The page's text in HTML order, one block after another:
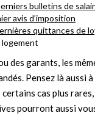
bulletins de
avis d’imposition
quittances de
des garants, les
Pensez là aussi
cas plus rares,
pourront aussi